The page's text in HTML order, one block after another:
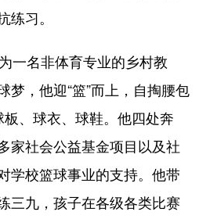
习。
名非体育专业的乡村教
梦，他迎“篮”而上，自掏腰包
、球衣、球鞋。他四处奔
家社会公益基金项目以及社
学校篮球事业的支持。他带
三九，孩子在各级各类比赛